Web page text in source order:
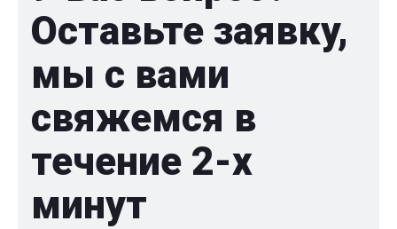
Оставьте заявку,
мы с вами
свяжемся в
течение 2-x
минут